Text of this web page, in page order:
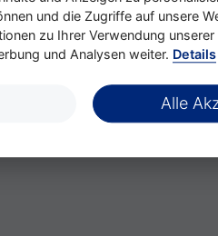
Sie die Filter an oder
und die Zugriffe auf unsere
zu Ihrer Verwendung unserer
und Analysen weiter. Details
Alle